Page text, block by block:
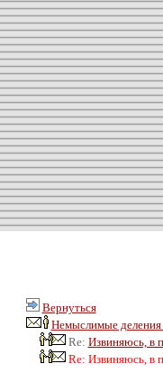
Вернуться
Немыслимые
Re: Извиняюсь, в
Re: Извиняюсь, в